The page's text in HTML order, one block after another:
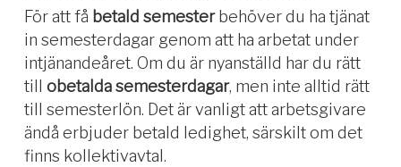
För att få betald semesterbehöver du ha tjänat
in semesterdagar genom att ha arbetat under
intjänandeåret. Om du är nyanställd har du rätt
till obetalda semesterdagar, men inte alltid rätt
till semesterlön. Det är vanligt att arbetsgivare
ändå erbjuder betald ledighet, särskilt om det
finns kollektivavtal.